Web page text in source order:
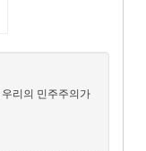
우리의 민주주의가